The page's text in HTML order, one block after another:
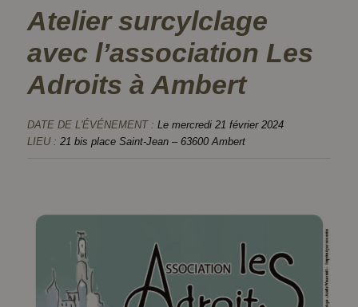
Atelier surcylclage
avec l’association Les
Adroits à Ambert
DATE DE L'ÉVÉNEMENT : Le mercredi 21 février 2024
LIEU : 21 bis place Saint-Jean – 63600 Ambert